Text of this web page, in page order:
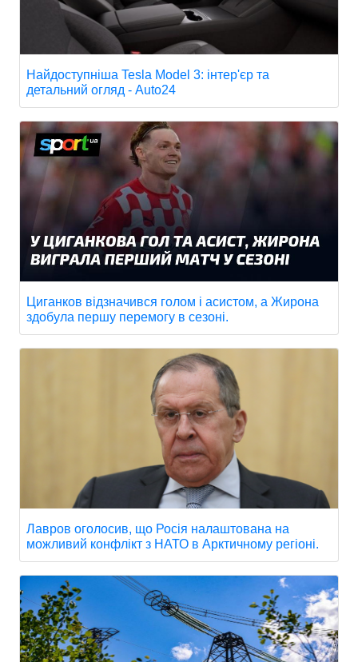
Найдоступніша Tesla Model 3: інтер'єр та
детальний огляд - Auto24
Циганков відзначився голом і асистом, а Жирона
здобула першу перемогу в сезоні.
Лавров оголосив, що Росія налаштована на
можливий конфлікт з НАТО в Арктичному регіоні.